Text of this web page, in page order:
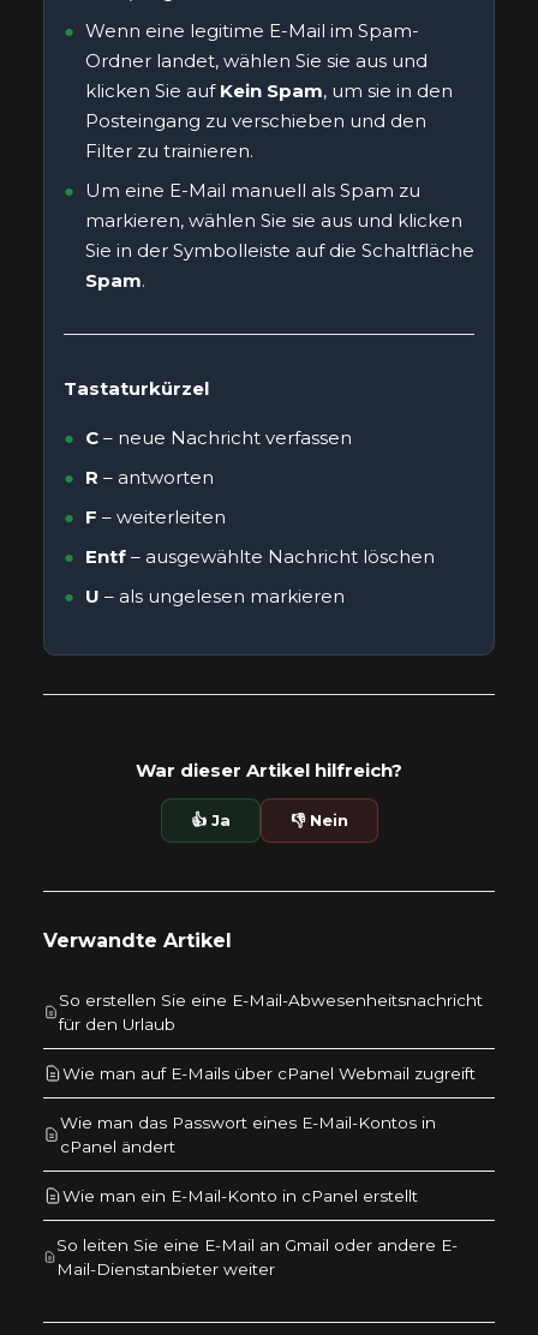
Wenn eine legitime E-Mail im Spam-
Ordner landet, wählen Sie sie aus und
klicken Sie auf Kein Spam, um sie in den
Posteingang zu verschieben und den
Filter zu trainieren.
Um eine E-Mail manuell als Spam zu
markieren, wählen Sie sie aus und klicken
Sie in der Symbolleiste auf die Schaltfläche
Spam.
Tastaturkürzel
C – neue Nachricht verfassen
R – antworten
F – weiterleiten
Entf – ausgewählte Nachricht löschen
U – als ungelesen markieren
War dieser Artikel hilfreich?
👍 Ja 👎 Nein
Verwandte Artikel
So erstellen Sie eine E-Mail-Abwesenheitsnachricht
für den Urlaub
Wie man auf E-Mails über cPanel Webmail zugreift
Wie man das Passwort eines E-Mail-Kontos in
cPanel ändert
Wie man ein E-Mail-Konto in cPanel erstellt
So leiten Sie eine E-Mail an Gmail oder andere E-
Mail-Dienstanbieter weiter